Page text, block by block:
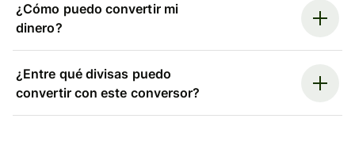
¿Cómo puedo convertir mi
dinero?
¿Entre qué divisas puedo
convertir con este conversor?